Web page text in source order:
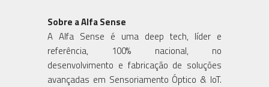
Sobre a Alfa Sense
A Alfa Sense é uma deep tech, líder e
referência, 100% nacional, no
desenvolvimento e fabricação de soluções
avançadas em Sensoriamento Óptico & IoT.